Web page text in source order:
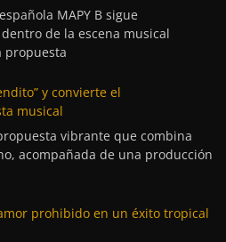
MAPY B sigue
de la escena musical
propuesta
y convierte el
musical
vibrante que combina
acompañada de una producción
prohibido en un éxito tropical